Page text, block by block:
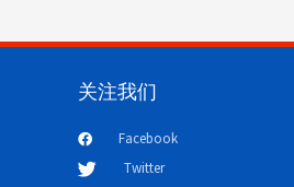
关注我们
Facebook
Twitter